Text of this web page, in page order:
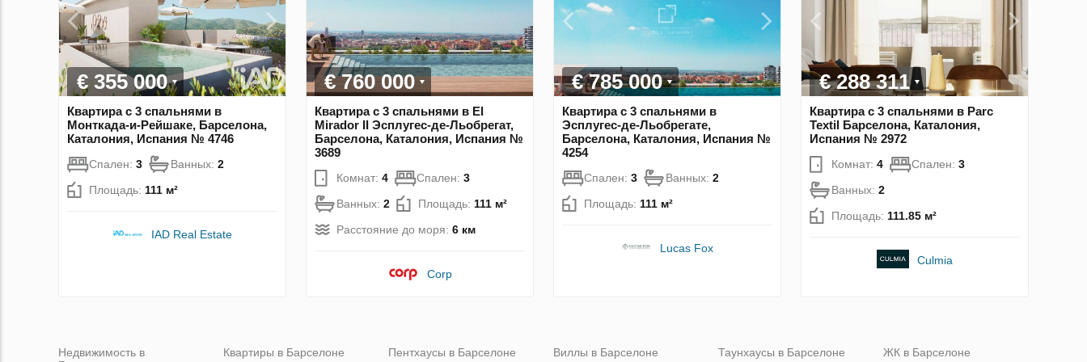
€ 355 000
Квартира с 3 спальнями в
Монткада-и-Рейшаке, Барселона,
Каталония, Испания № 4746
Спален: 3 Ванных: 2
Площадь: 111 м²
IAD Real Estate
€ 760 000
Квартира с 3 спальнями в El
Mirador II Эсплугес-де-Льобрегат,
Барселона, Каталония, Испания №
3689
Комнат: 4 Спален: 3
Ванных: 2 Площадь: 111 м²
Расстояние до моря: 6 км
Corp
€ 785 000
Квартира с 3 спальнями в
Эсплугес-де-Льобрегате,
Барселона, Каталония, Испания №
4254
Спален: 3 Ванных: 2
Площадь: 111 м²
Lucas Fox
€ 288 311
Квартира с 3 спальнями в Parc
Textil Барселона, Каталония,
Испания № 2972
Комнат: 4 Спален: 3
Ванных: 2
Площадь: 111.85 м²
Culmia
Недвижимость в
Квартиры в Барселоне Пентхаусы в Барселоне Виллы в Барселоне Таунхаусы в Барселоне ЖК в Барселоне